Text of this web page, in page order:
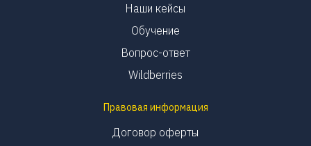
Наши кейсы
Обучение
Вопрос-ответ
Правовая информация
Договор оферты
Wildberries